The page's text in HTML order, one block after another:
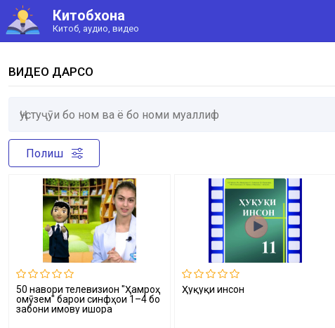
Китобхона
Китоб, аудио, видео
ВИДЕО ДАРСҲО
Полиш
50 навори телевизионӣ "Ҳамроҳ
омӯзем" барои синфҳои 1–4 бо
забони имову ишора
Ҳуқуқи инсон